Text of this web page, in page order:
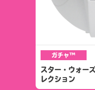
ガチャ™
スター・ウォー
レクション